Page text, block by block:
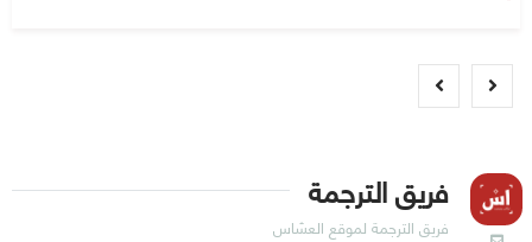
فريق الترجمة
فريق الترجمة لموقع العسّاس